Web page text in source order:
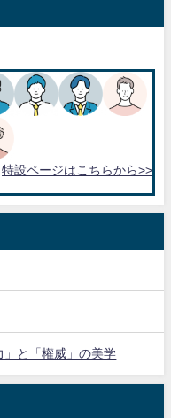
特設ページはこちらから>>
」と「權威」の美学